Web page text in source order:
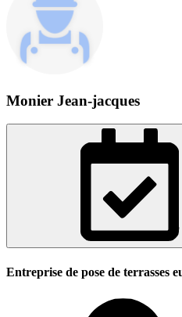
Monier Jean-jacques
Entreprise de pose de terrasses